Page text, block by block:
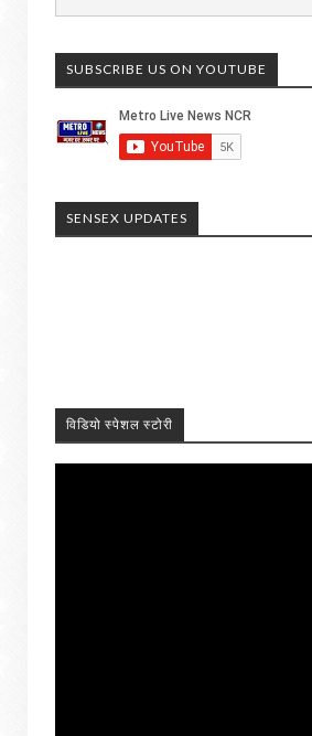
SUBSCRIBE US ON YOUTUBE
SENSEX UPDATES
विडियो स्पेशल स्टोरी